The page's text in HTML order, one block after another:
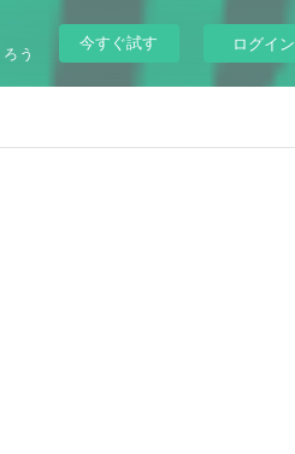
う
今すぐ試す ログイン